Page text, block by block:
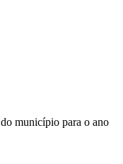
município para o ano